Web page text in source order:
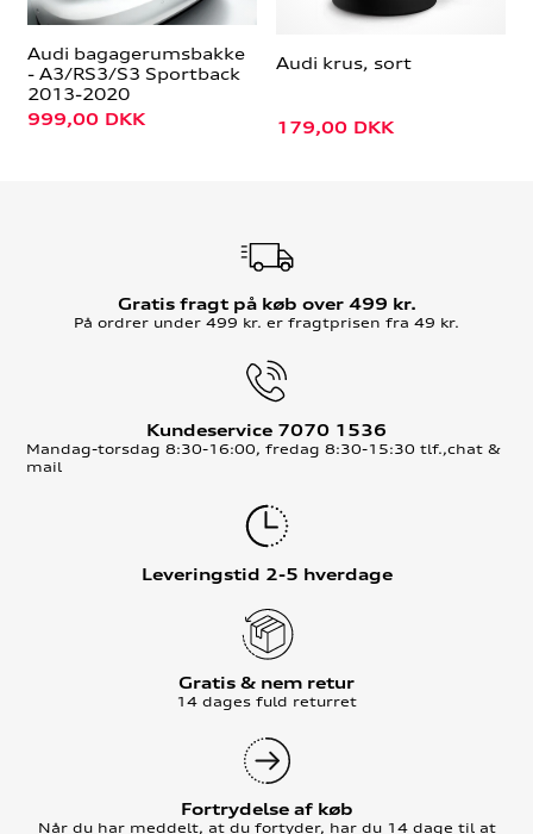
Audi bagagerumsbakke
- A3/RS3/S3 Sportback
2013-2020
999,00 DKK
Audi krus, sort
179,00 DKK
Gratis fragt på køb over 499 kr.
På ordrer under 499 kr. er fragtprisen fra 49 kr.
Kundeservice 7070 1536
Mandag-torsdag 8:30-16:00, fredag 8:30-15:30 tlf.,chat &
mail
Leveringstid 2-5 hverdage
Gratis & nem retur
14 dages fuld returret
Fortrydelse af køb
Når du har meddelt, at du fortyder, har du 14 dage til at